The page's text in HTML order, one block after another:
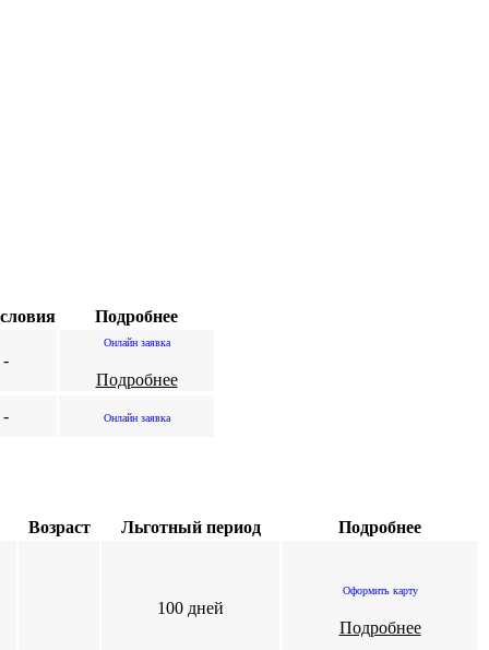
Подробнее
-
Онлайн заявка
Подробнее
-
Онлайн заявка
Возраст Льготный период Подробнее
100 дней
Оформить карту
Подробнее